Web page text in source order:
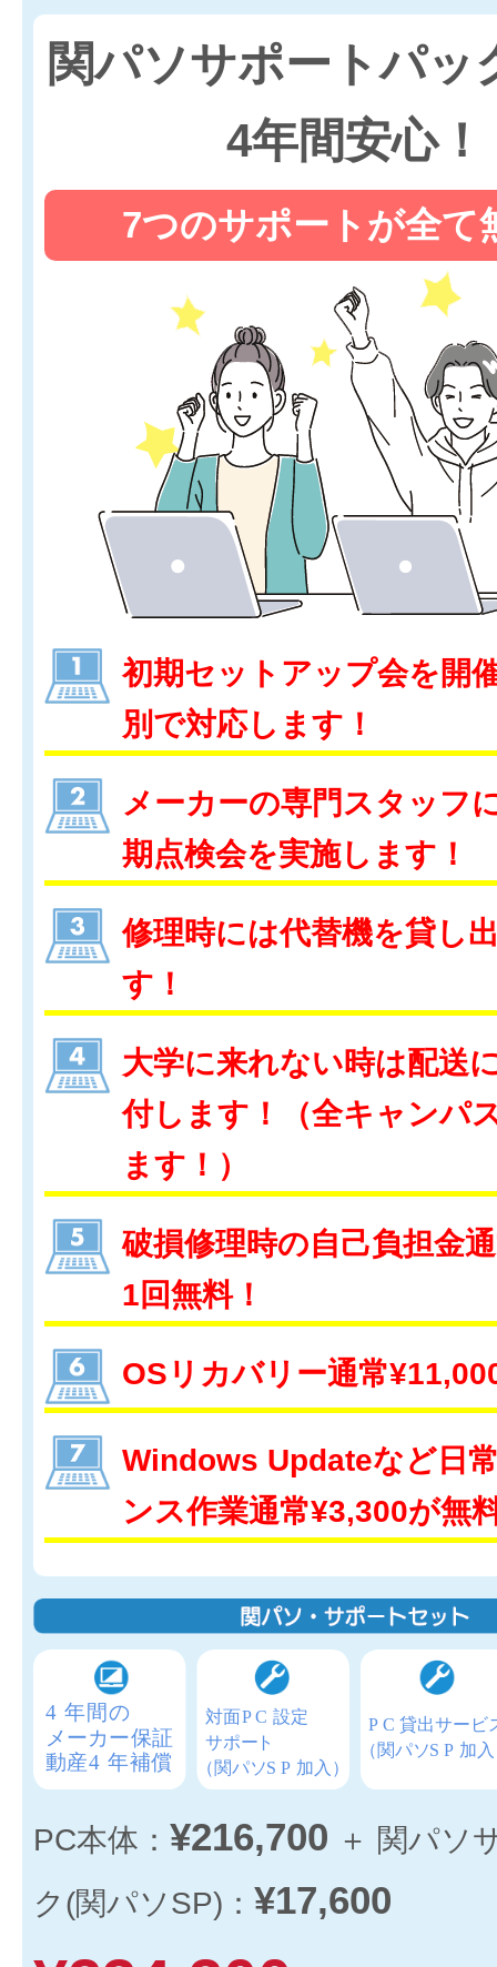
関パソサポートパッ
4年間安心！
7つのサポートが全て
初期セットアップ会を開
別で対応します！
メーカーの専門スタッフ
期点検会を実施します！
修理時には代替機を貸し
す！
大学に来れない時は配送
付します！（全キャンパ
ます！）
破損修理時の自己負担金
1回無料！
OSリカバリー通常
Windows Updateなど日
ンス作業通常¥3,300が無
PC本体： ¥216,700 ＋ 関パソ
ク(関パソSP)： ¥17,600